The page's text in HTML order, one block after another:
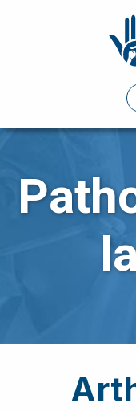
Praticiens
Etudes
de